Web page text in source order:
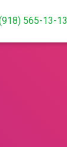
565-13-13